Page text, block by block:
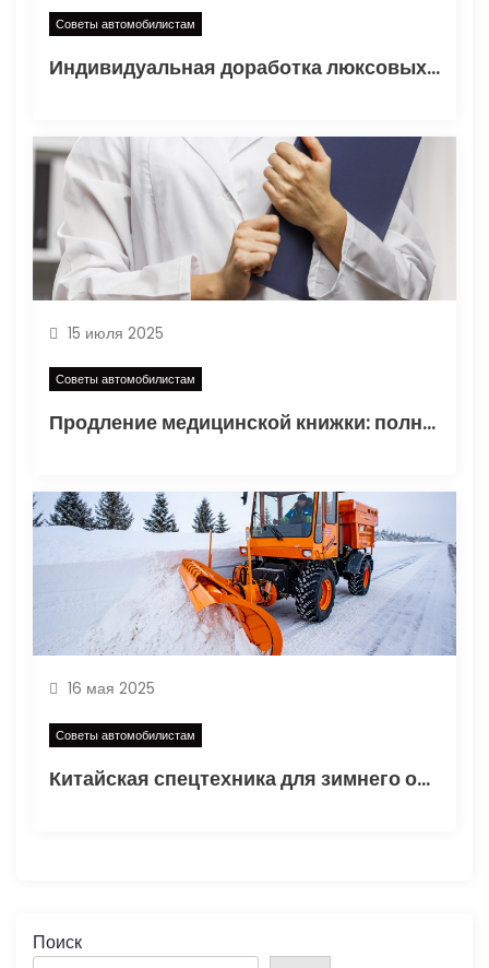
Советы автомобилистам
Индивидуальная доработка люксовых спортивных седанов: особенности и варианты
15 июля 2025
Советы автомобилистам
Продление медицинской книжки: полное руководство
16 мая 2025
Советы автомобилистам
Китайская спецтехника для зимнего обслуживания дорог: как правильно подготовить автомобильные трассы к сезону
Поиск